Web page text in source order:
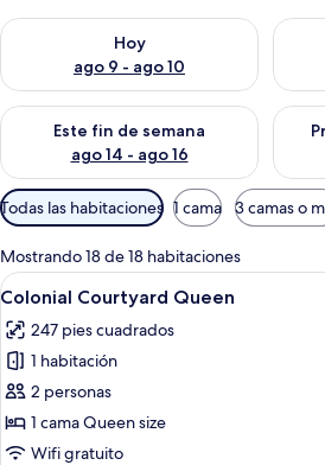
Hoy
ago 9 - ago 10
Consulta la disponibilidad para hoy
Este fin de semana
ago 14 - ago 16
Consulta la disponibilidad para este
Filtros
disponibles
para
las
habitaciones
Todas las habitaciones 1 cama 3 camas o
Mostrando 18 de 18 habitaciones
Abrir
todas
las
fotos
de
Colonial
Courtyard
7
Colonial Courtyard Queen
247 pies cuadrados
1 habitación
2 personas
1 cama Queen size
Wifi gratuito